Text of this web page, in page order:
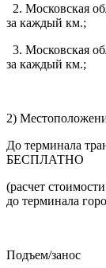
2. Московская
за каждый км.;
3. Московская
за каждый км.;
2)
До терминала
БЕСПЛАТНО
(расчет
до терминала
Подъем/занос